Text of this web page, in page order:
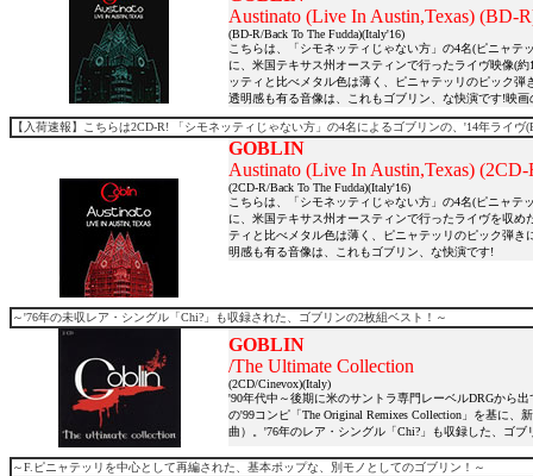
Austinato (Live In Austin,Texas) (BD-
(BD-R/Back To The Fudda)(Italy'16)
こちらは、「シモネッティじゃない方」の4名(ピニャテ
に、米国テキサス州オースティンで行ったライヴ映像(
ッティと比べメタル色は薄く、ピニャテッリのピック
透明感も有る音像は、これもゴブリン、な快演です!映
【入荷速報】こちらは2CD-R! 「シモネッティじゃない方」の4名によるゴブリンの、'14年ライ
GOBLIN
Austinato (Live In Austin,Texas) (2CD-
(2CD-R/Back To The Fudda)(Italy'16)
こちらは、「シモネッティじゃない方」の4名(ピニャテ
に、米国テキサス州オースティンで行ったライヴを収
ティと比べメタル色は薄く、ピニャテッリのピック弾
明感も有る音像は、これもゴブリン、な快演です!
～'76年の未収レア・シングル「Chi?」も収録された、ゴブリンの2枚組ベスト！～
GOBLIN
/The Ultimate Collection
(2CD/Cinevox)(Italy)
'90年代中～後期に米のサントラ専門レーベルDRGから出
の'99コンピ「The Original Remixes Collection」を基に
曲）。'76年のレア・シングル「Chi?」も収録した、ゴ
～F.ピニャテッリを中心として再編された、基本ポップな、別モノとしてのゴブリン！～